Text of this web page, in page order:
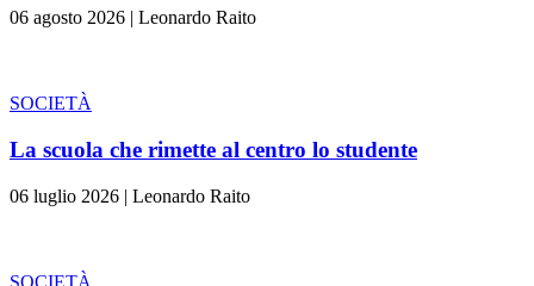
06 agosto 2026 | Leonardo Raito
SOCIETÀ
La scuola che rimette al centro lo studente
06 luglio 2026 | Leonardo Raito
SOCIETÀ